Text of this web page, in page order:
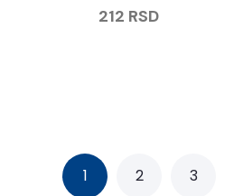
212 RSD
1 2 3